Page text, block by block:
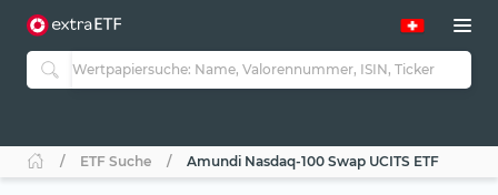
ETF Suche Amundi Nasdaq-100 Swap UCITS ETF